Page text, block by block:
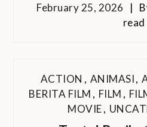
February 25, 2026
read
ACTION , ANIMASI,
BERITA FILM , FILM ,
MOVIE,